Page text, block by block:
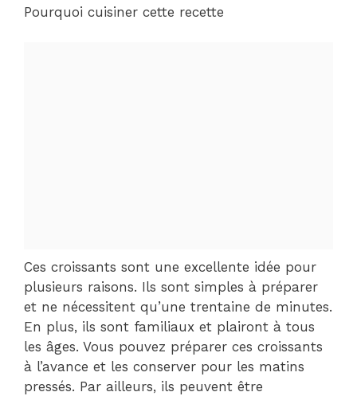
Pourquoi cuisiner cette recette
Ces croissants sont une excellente idée pour
plusieurs raisons. Ils sont simples à préparer
et ne nécessitent qu’une trentaine de minutes.
En plus, ils sont familiaux et plairont à tous
les âges. Vous pouvez préparer ces croissants
à l’avance et les conserver pour les matins
pressés. Par ailleurs, ils peuvent être